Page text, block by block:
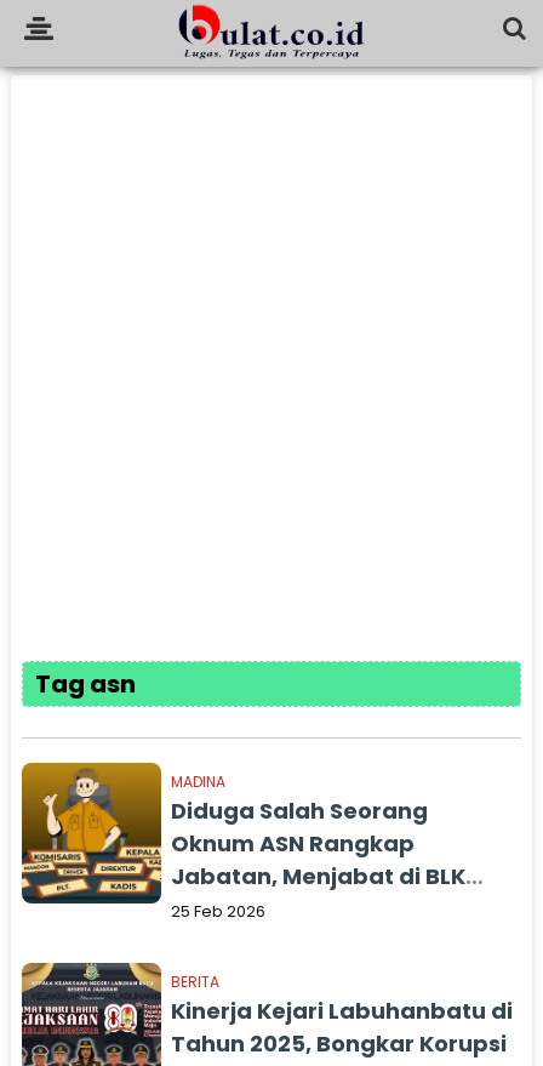
Tag asn
MADINA
Diduga Salah Seorang
Oknum ASN Rangkap
Jabatan, Menjabat di BLK
Madina Juga Menjadi
25 Feb 2026
BERITA
Kinerja Kejari Labuhanbatu di
Tahun 2025, Bongkar Korupsi